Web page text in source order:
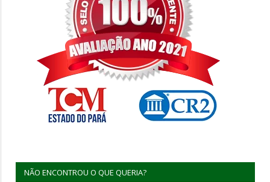
NÃO ENCONTROU O QUE QUERIA?